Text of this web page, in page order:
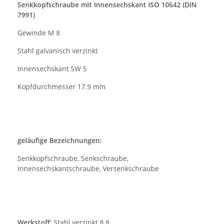
Senkkopfschraube mit Innensechskant ISO 10642 (DIN
7991)
Gewinde M 8
Stahl galvanisch verzinkt
Innensechskant SW 5
Kopfdurchmesser 17.9 mm
geläufige Bezeichnungen:
Senkkopfschraube, Senkschraube,
Innensechskantschraube, Versenkschraube